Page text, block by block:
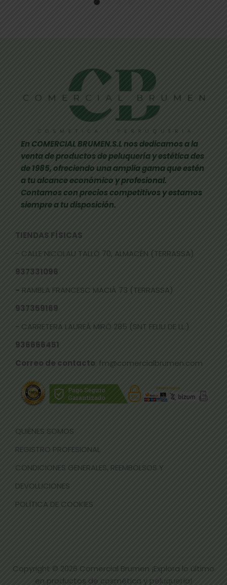
En COMERCIAL BRUMEN.S.L nos dedicamos a la
venta de productos de peluquería y estética des
de 1985, ofreciendo una amplia gama que estén
a tu alcance económico y profesional.
Contamos con precios competitivos y estamos
siempre a tu disposición.
TIENDAS FÍSICAS
- CALLE NICOLAU TALLÓ 70, ALMACÉN (TERRASSA)
937331096
- RAMBLA FRANCESC MACIÀ 73 (TERRASSA)
937359169
- CARRETERA LAUREÀ MIRÓ 285 (SNT FELIU DE LL.)
936666451
Correo de contacto: fm@comercialbrumen.com
QUIÉNES SOMOS
REGISTRO PROFESIONAL
CONDICIONES GENERALES, REEMBOLSOS Y
DEVOLUCIONES
POLÍTICA DE COOKIES
Copyright © 2026 Comercial Brumen ¡Explora lo último
en productos de cosmética y peluquería!